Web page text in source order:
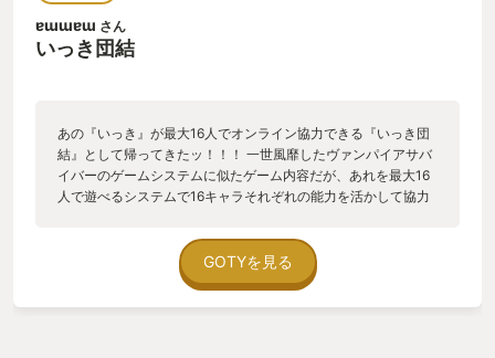
ɐɯɯɐɯ さん
いっき団結
あの『いっき』が最大16人でオンライン協力できる『いっき団
結』として帰ってきたッ！！！ 一世風靡したヴァンパイアサバ
イバーのゲームシステムに似たゲーム内容だが、あれを最大16
人で遊べるシステムで16キャラそれぞれの能力を活かして協力
ャラを避けるだけというシステムだが、集まった友人（他、野
良）とはじめ4人パーティを組みゲームを開始し、ステージを進
めることでほかのパーティと合流し、8人、16人パーティへとま
GOTYを見る